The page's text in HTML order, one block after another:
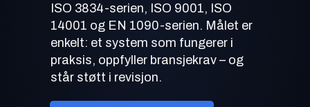
ISO 3834-serien, ISO 9001, ISO
14001 og EN 1090-serien. Målet er
enkelt: et system som fungerer i
praksis, oppfyller bransjekrav – og
står støtt i revisjon.